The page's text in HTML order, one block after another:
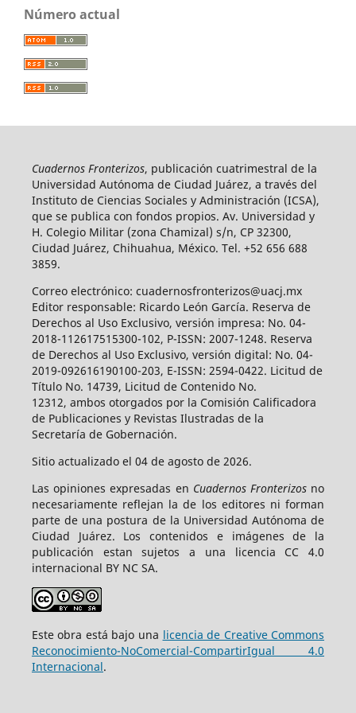
Número actual
Cuadernos Fronterizos, publicación cuatrimestral de la
Universidad Autónoma de Ciudad Juárez, a través del
Instituto de Ciencias Sociales y Administración (ICSA),
que se publica con fondos propios. Av. Universidad y
H. Colegio Militar (zona Chamizal) s/n, CP 32300,
Ciudad Juárez, Chihuahua, México. Tel. +52 656 688
3859.
Correo electrónico: cuadernosfronterizos@uacj.mx
Editor responsable: Ricardo León García. Reserva de
Derechos al Uso Exclusivo, versión impresa: No. 04-
2018-112617515300-102, P-ISSN: 2007-1248. Reserva
de Derechos al Uso Exclusivo, versión digital: No. 04-
2019-092616190100-203, E-ISSN: 2594-0422. Licitud de
Título No. 14739, Licitud de Contenido No.
12312, ambos otorgados por la Comisión Calificadora
de Publicaciones y Revistas Ilustradas de la
Secretaría de Gobernación.
Sitio actualizado el 04 de agosto de 2026.
Las opiniones expresadas en Cuadernos Fronterizosno
necesariamente reflejan la de los editores ni forman
parte de una postura de la Universidad Autónoma de
Ciudad Juárez. Los contenidos e imágenes de la
publicación estan sujetos a una licencia CC 4.0
internacional BY NC SA.
Este obra está bajo una licencia de Creative Commons
Reconocimiento-NoComercial-CompartirIgual 4.0
Internacional.